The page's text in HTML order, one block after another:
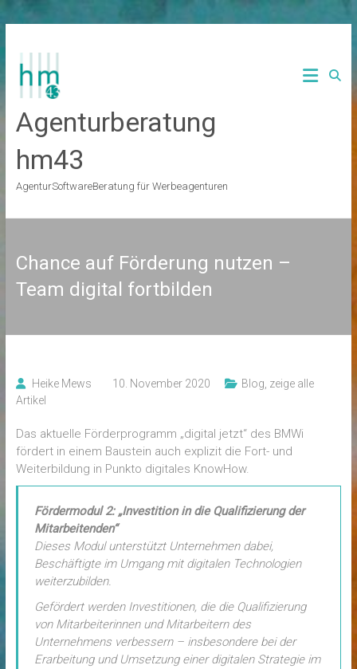
Inhalt
springen
Agenturberatung
hm43
AgenturSoftwareBeratung für Werbeagenturen
Chance auf Förderung nutzen –
Team digital fortbilden
Heike Mews 10. November 2020 Blog zeige alle
Artikel
Das aktuelle Förderprogramm „digital jetzt“ des BMWi
fördert in einem Baustein auch explizit die Fort- und
Weiterbildung in Punkto digitales KnowHow.
Fördermodul 2: „Investition in die Qualifizierung der
Mitarbeitenden“
Dieses Modul unterstützt Unternehmen dabei,
Beschäftigte im Umgang mit digitalen Technologien
weiterzubilden.
Gefördert werden Investitionen, die die Qualifizierung
von Mitarbeiterinnen und Mitarbeitern des
Unternehmens verbessern – insbesondere bei der
Erarbeitung und Umsetzung einer digitalen Strategie im